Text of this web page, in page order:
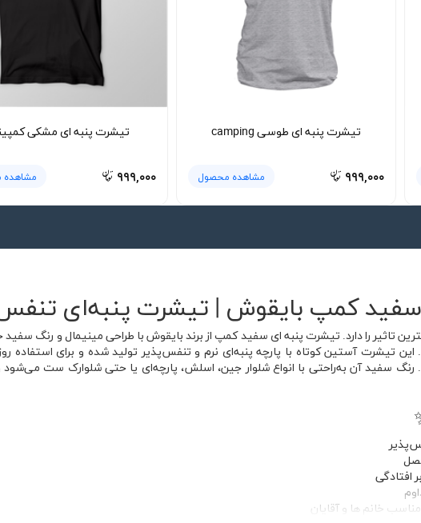
تیشرت پنبه ای طوسی camping
۹۹۹,۰۰۰ مشاهده محصول
تیشرت پنبه ای مشکی
۹۹۹,۰۰۰
کمپ بایقوش | تیشرت پنبه‌ای
تاثیر را دارد. تیشرت پنبه ای سفید کمپ از برند بایقوش با طراحی مینیمال و رنگ
تیشرت آستین کوتاه با پارچه پنبه‌ای نرم و تنفس‌پذیر تولید شده و برای استفاده
سفید آن به‌راحتی با انواع شلوار جین، اسلش، پارچه‌ای یا حتی شلوارک ست می‌شود و
افتادگی
خانم ها و آقایان